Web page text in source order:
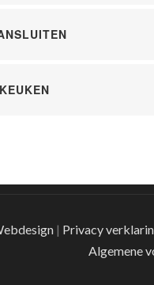
| Privacy
Algemene